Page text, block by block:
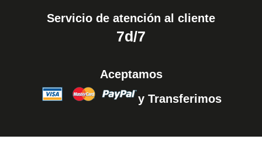
Servicio de atención al cliente
7d/7
Aceptamos
y Transferimos